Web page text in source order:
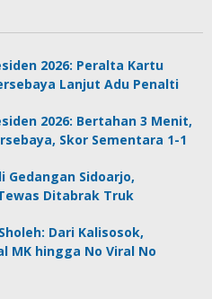
2026: Peralta Kartu
Lanjut Adu Penalti
2026: Bertahan 3 Menit,
Skor Sementara 1-1
Gedangan Sidoarjo,
Ditabrak Truk
Dari Kalisosok,
MK hingga No Viral No